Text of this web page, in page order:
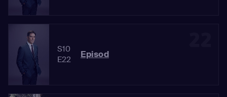
S10
E22
Episod